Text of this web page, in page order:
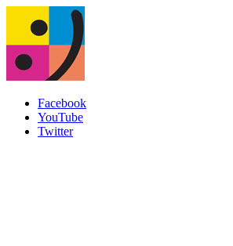
Facebook
YouTube
Twitter